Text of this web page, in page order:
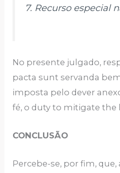
7. Recurso especial
No presente julgado,
pacta sunt servanda
imposta pelo dever
fé, o duty to mitigate the
CONCLUSÃO
Percebe-se, por fim,